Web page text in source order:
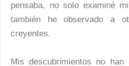
pensaba, no solo examiné
también he observado a
creyentes.
Mis descubrimientos no han